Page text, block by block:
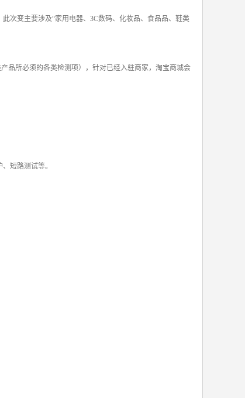
次变主要涉及“家用电器、3C数码、化妆品、食品品、鞋类
品所必须的各类检测项），针对已经入驻商家，淘宝商城会
短路测试等。